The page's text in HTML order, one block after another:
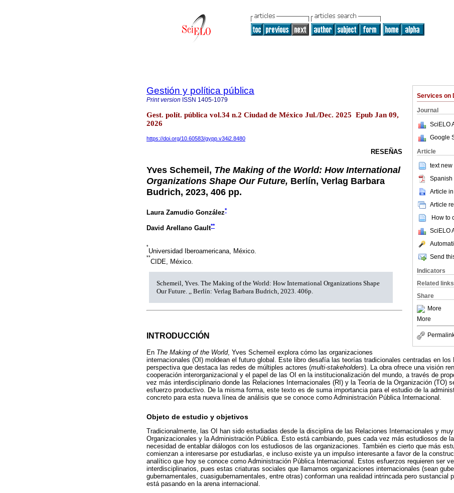
Services on
Journal
SciELO
Google
Article
text
Spanish
Article
Article
How to
SciELO
Send
Indicators
Related links
Share
More
More
Gestión y política pública
Print version ISSN 1405-1079
Gest. polít. pública vol.34 n.2 Ciudad de México Jul./Dec. 2025 Epub Jan 09,
2026
https://doi.org/10.60583/gypp.v34i2.8480
RESEÑAS
Yves Schemeil, The Making of the World: How International
Organizations Shape Our Future, Berlín, Verlag Barbara
Budrich, 2023, 406 pp.
Laura Zamudio González*
David Arellano Gault**
*
Universidad Iberoamericana, México.
**
CIDE, México.
Schemeil, Yves. The Making of the World: How International Organizations Shape
Our Future. ,, Berlín: Verlag Barbara Budrich, 2023. 406p.
INTRODUCCIÓN
En The Making of the World, Yves Schemeil explora cómo las organizaciones
internacionales (OI) moldean el futuro global. Este libro desafía las teorías tradicionales centradas en los
perspectiva que destaca las redes de múltiples actores (multi-stakeholders). La obra ofrece una visión
cooperación interorganizacional y el papel de las OI en la institucionalización del mundo, a través de
vez más interdisciplinario donde las Relaciones Internacionales (RI) y la Teoría de la Organización (TO)
esfuerzo productivo. De la misma forma, este texto es de suma importancia para el estudio de la
concreto para esta nueva línea de análisis que se conoce como Administración Pública Internacional.
Objeto de estudio y objetivos
Tradicionalmente, las OI han sido estudiadas desde la disciplina de las Relaciones Internacionales y
Organizacionales y la Administración Pública. Esto está cambiando, pues cada vez más estudiosos de
necesidad de entablar diálogos con los estudiosos de las organizaciones. También es cierto que más
comienzan a interesarse por estudiarlas, e incluso existe ya un impulso interesante a favor de la
analítico que hoy se conoce como Administración Pública Internacional. Estos esfuerzos requieren ser
interdisciplinarios, pues estas criaturas sociales que llamamos organizaciones internacionales (sean
gubernamentales, cuasigubernamentales, entre otras) conforman una realidad intrincada pero sustancial
está pasando en la arena internacional.